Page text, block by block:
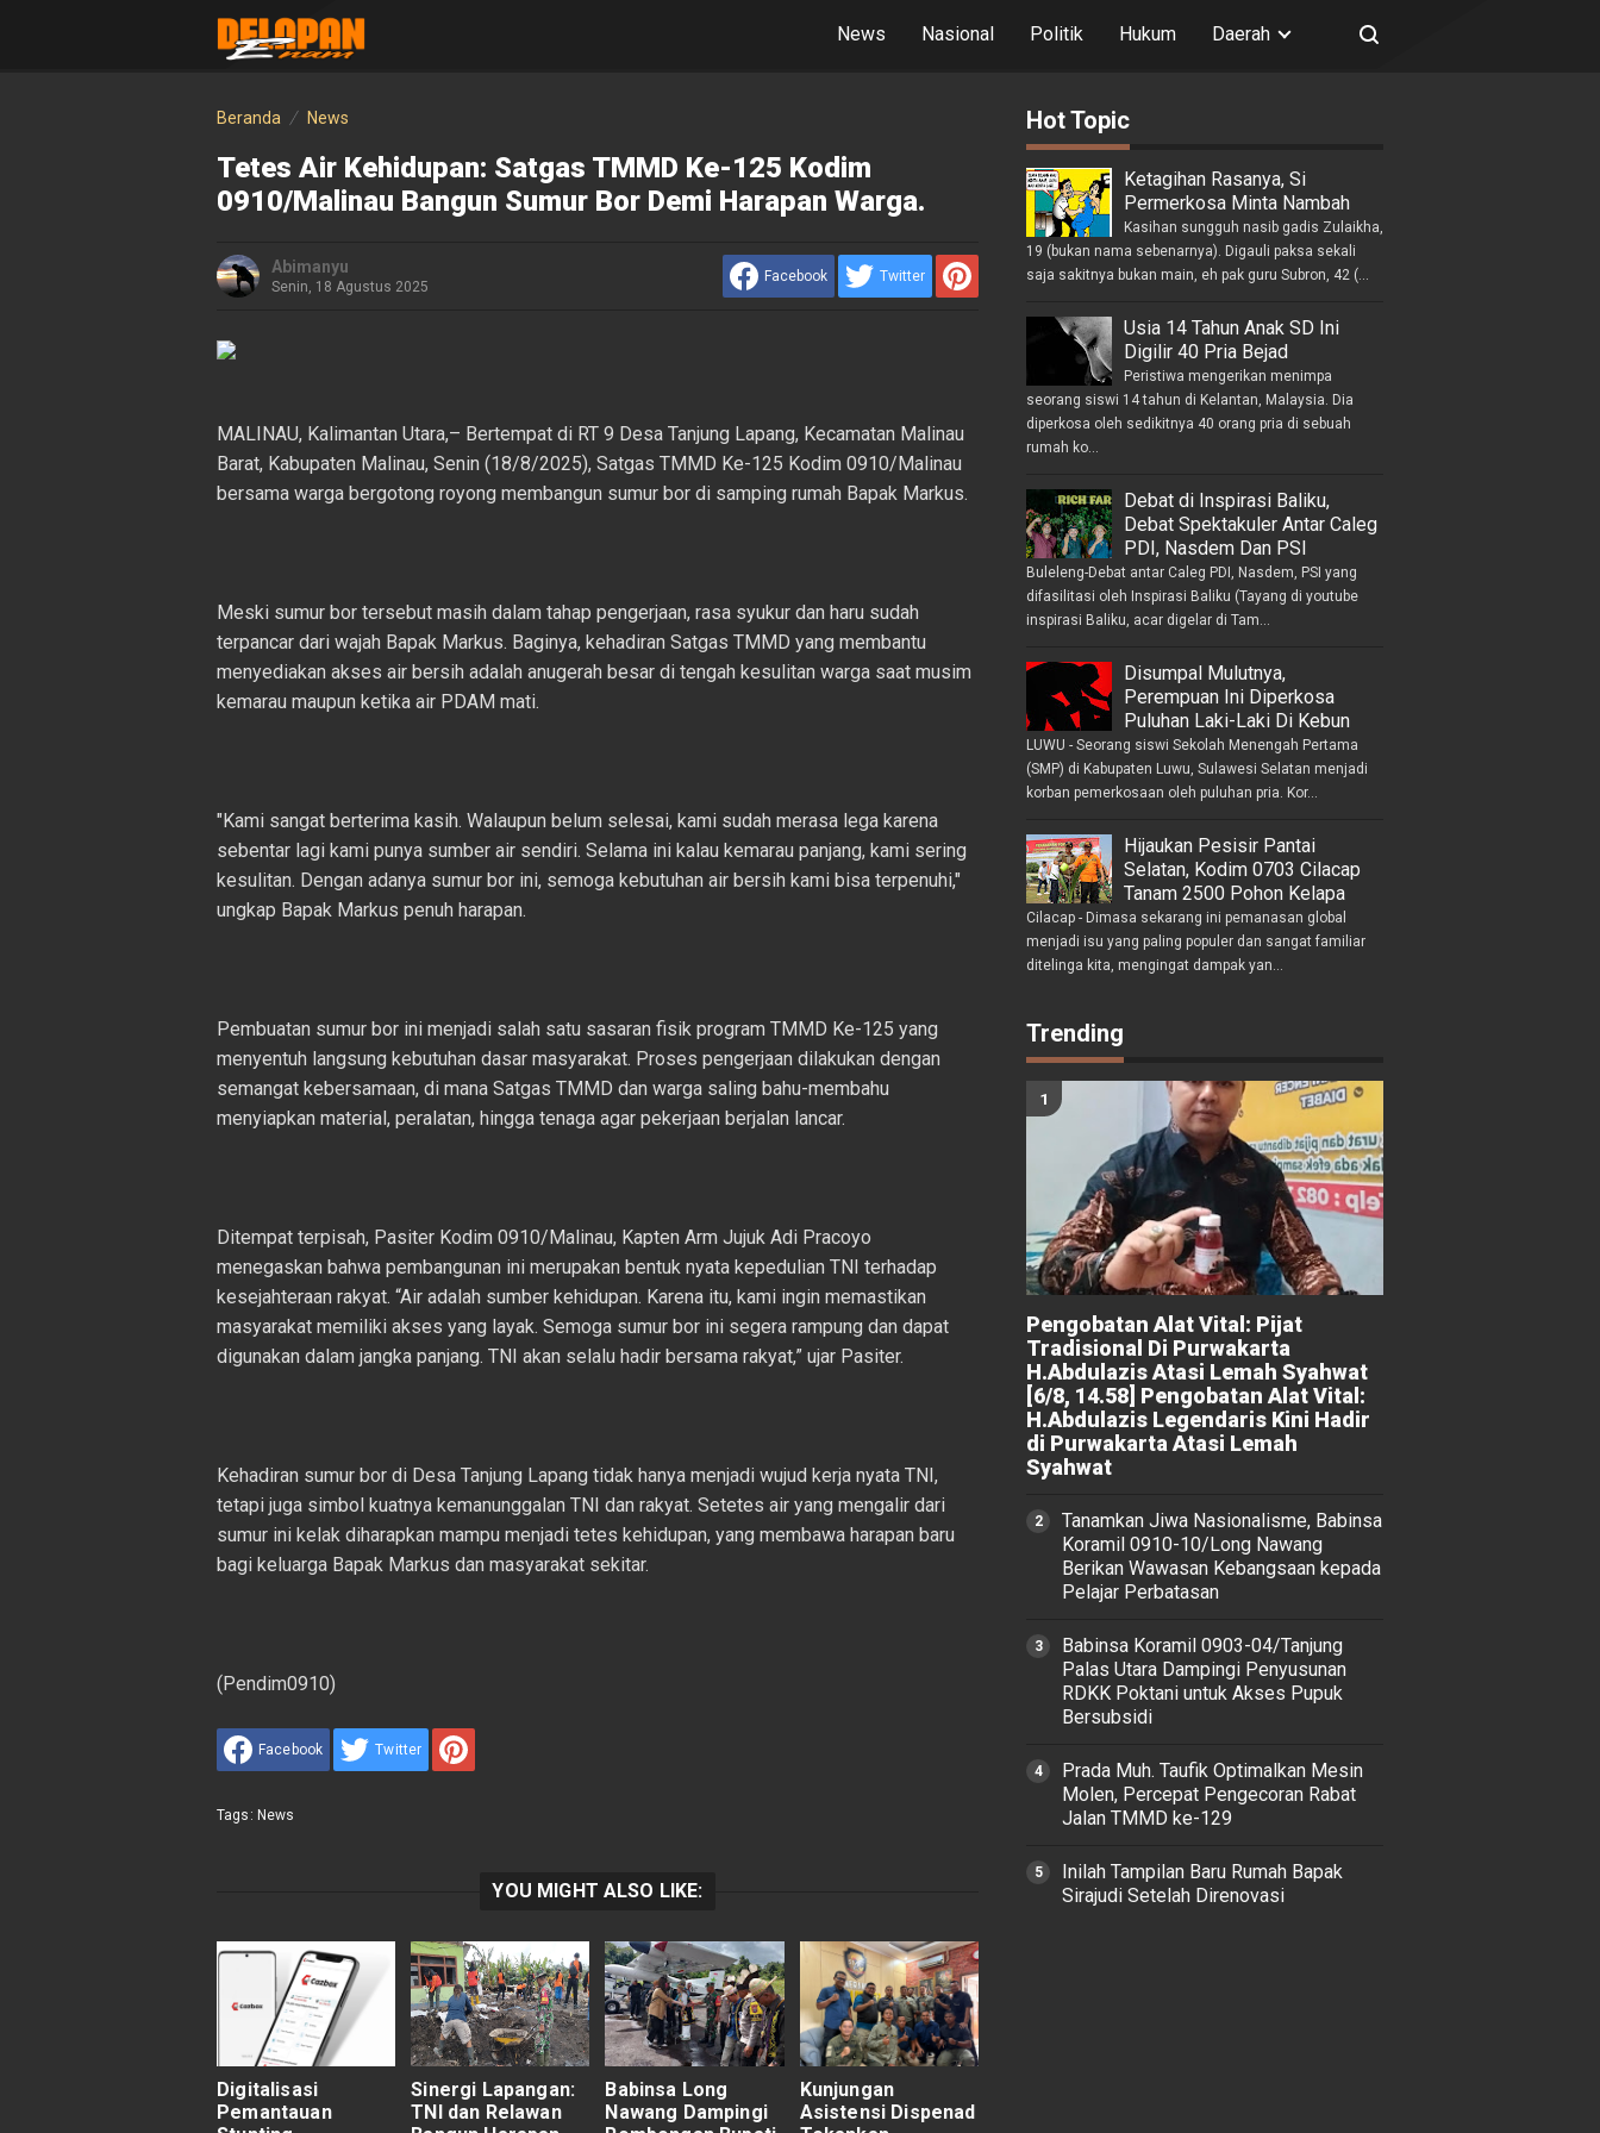
News Nasional Politik Hukum Daerah
Beranda News
Tetes Air Kehidupan: Satgas TMMD Ke-125 Kodim
0910/Malinau Bangun Sumur Bor Demi Harapan Warga.
Abimanyu
Senin, 18 Agustus 2025
Facebook Twitter
MALINAU, Kalimantan Utara,– Bertempat di RT 9 Desa Tanjung Lapang, Kecamatan Malinau
Barat, Kabupaten Malinau, Senin (18/8/2025), Satgas TMMD Ke-125 Kodim 0910/Malinau
bersama warga bergotong royong membangun sumur bor di samping rumah Bapak Markus.
Meski sumur bor tersebut masih dalam tahap pengerjaan, rasa syukur dan haru sudah
terpancar dari wajah Bapak Markus. Baginya, kehadiran Satgas TMMD yang membantu
menyediakan akses air bersih adalah anugerah besar di tengah kesulitan warga saat musim
kemarau maupun ketika air PDAM mati.
"Kami sangat berterima kasih. Walaupun belum selesai, kami sudah merasa lega karena
sebentar lagi kami punya sumber air sendiri. Selama ini kalau kemarau panjang, kami sering
kesulitan. Dengan adanya sumur bor ini, semoga kebutuhan air bersih kami bisa terpenuhi,"
ungkap Bapak Markus penuh harapan.
Pembuatan sumur bor ini menjadi salah satu sasaran fisik program TMMD Ke-125 yang
menyentuh langsung kebutuhan dasar masyarakat. Proses pengerjaan dilakukan dengan
semangat kebersamaan, di mana Satgas TMMD dan warga saling bahu-membahu
menyiapkan material, peralatan, hingga tenaga agar pekerjaan berjalan lancar.
Ditempat terpisah, Pasiter Kodim 0910/Malinau, Kapten Arm Jujuk Adi Pracoyo
menegaskan bahwa pembangunan ini merupakan bentuk nyata kepedulian TNI terhadap
kesejahteraan rakyat. “Air adalah sumber kehidupan. Karena itu, kami ingin memastikan
masyarakat memiliki akses yang layak. Semoga sumur bor ini segera rampung dan dapat
digunakan dalam jangka panjang. TNI akan selalu hadir bersama rakyat,” ujar Pasiter.
Kehadiran sumur bor di Desa Tanjung Lapang tidak hanya menjadi wujud kerja nyata TNI,
tetapi juga simbol kuatnya kemanunggalan TNI dan rakyat. Setetes air yang mengalir dari
sumur ini kelak diharapkan mampu menjadi tetes kehidupan, yang membawa harapan baru
bagi keluarga Bapak Markus dan masyarakat sekitar.
(Pendim0910)
Facebook Twitter
Tags: News
YOU MIGHT ALSO LIKE:
Digitalisasi
Pemantauan
Sinergi Lapangan:
TNI dan Relawan
Babinsa Long
Nawang Dampingi
Kunjungan
Asistensi Dispenad
Hot Topic
Ketagihan Rasanya, Si
Permerkosa Minta Nambah
Kasihan sungguh nasib gadis Zulaikha,
19 (bukan nama sebenarnya). Digauli paksa sekali
saja sakitnya bukan main, eh pak guru Subron, 42 (...
Usia 14 Tahun Anak SD Ini
Digilir 40 Pria Bejad
Peristiwa mengerikan menimpa
seorang siswi 14 tahun di Kelantan, Malaysia. Dia
diperkosa oleh sedikitnya 40 orang pria di sebuah
rumah ko...
Debat di Inspirasi Baliku,
Debat Spektakuler Antar Caleg
PDI, Nasdem Dan PSI
Buleleng-Debat antar Caleg PDI, Nasdem, PSI yang
difasilitasi oleh Inspirasi Baliku (Tayang di youtube
inspirasi Baliku, acar digelar di Tam...
Disumpal Mulutnya,
Perempuan Ini Diperkosa
Puluhan Laki-Laki Di Kebun
LUWU - Seorang siswi Sekolah Menengah Pertama
(SMP) di Kabupaten Luwu, Sulawesi Selatan menjadi
korban pemerkosaan oleh puluhan pria. Kor...
Hijaukan Pesisir Pantai
Selatan, Kodim 0703 Cilacap
Tanam 2500 Pohon Kelapa
Cilacap - Dimasa sekarang ini pemanasan global
menjadi isu yang paling populer dan sangat familiar
ditelinga kita, mengingat dampak yan...
Trending
Pengobatan Alat Vital: Pijat
Tradisional Di Purwakarta
H.Abdulazis Atasi Lemah Syahwat
[6/8, 14.58] Pengobatan Alat Vital:
H.Abdulazis Legendaris Kini Hadir
di Purwakarta Atasi Lemah
Syahwat
Tanamkan Jiwa Nasionalisme, Babinsa
Koramil 0910-10/Long Nawang
Berikan Wawasan Kebangsaan kepada
Pelajar Perbatasan
‎Babinsa Koramil 0903-04/Tanjung
Palas Utara Dampingi Penyusunan
RDKK Poktani untuk Akses Pupuk
Bersubsidi
Prada Muh. Taufik Optimalkan Mesin
Molen, Percepat Pengecoran Rabat
Jalan TMMD ke-129
Inilah Tampilan Baru Rumah Bapak
Sirajudi Setelah Direnovasi